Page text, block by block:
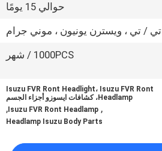
حوالي 15 يومًا
تي / تي ، ويسترن يونيون ، موني جرام
1000PCS / شهر
Isuzu FVR Ront Headlight، Isuzu FVR Ront
Headlamp، كشافات ايسوزو أجزاء الجسم
,
Isuzu FVR Ront Headlamp
,
Headlamp Isuzu Body Parts